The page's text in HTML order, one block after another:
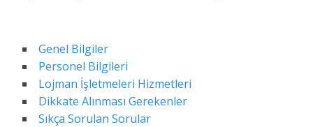
Genel Bilgiler
Personel Bilgileri
Lojman İşletmeleri Hizmetleri
Dikkate Alınması Gerekenler
Sıkça Sorulan Sorular